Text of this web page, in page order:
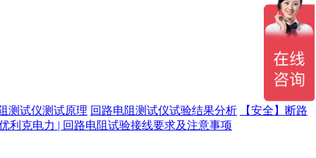
测试仪测试原理 回路电阻测试仪试验结果分析
【安全】断路
利克电力 | 回路电阻试验接线要求及注意事项